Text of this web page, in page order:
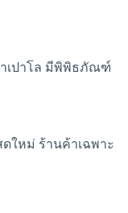
าเปาโล มีพิพิธภัณฑ์
ใหม่ ร้านค้าเฉพาะ